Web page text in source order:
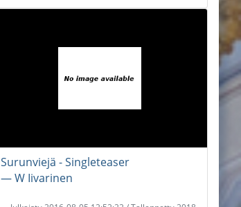
Surunviejä - Singleteaser
― W Iivarinen